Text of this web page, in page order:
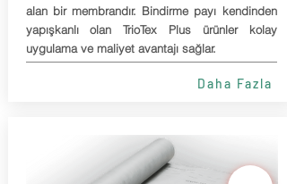
alan bir membrandır. Bindirme payı kendinden
yapışkanlı olan TrioTex Plus ürünler kolay
uygulama ve maliyet avantajı sağlar.
Daha Fazla